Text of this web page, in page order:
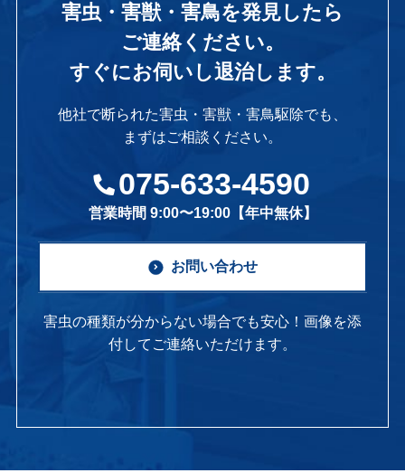
害虫・害獣・害鳥を発見したら
ご連絡ください。
すぐにお伺いし退治します。
他社で断られた害虫・害獣・害鳥駆除でも、
まずはご相談ください。
075-633-4590
営業時間 9:00〜19:00【年中無休】
お問い合わせ
害虫の種類が分からない場合でも安心！画像を添
付してご連絡いただけます。